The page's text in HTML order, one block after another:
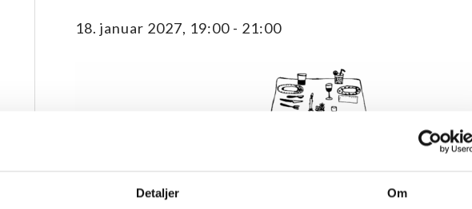
Detaljer Om
18. januar 2027, 19:00 - 21:00